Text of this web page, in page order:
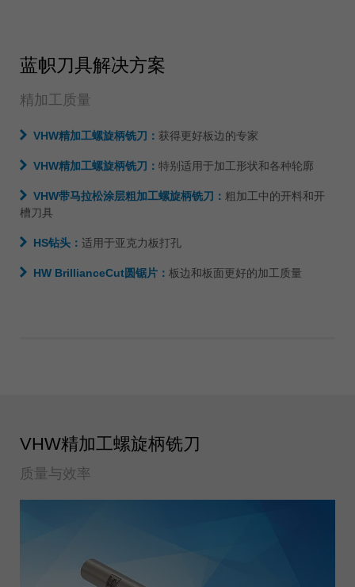
ไทย
蓝帜刀具解决方案
精加工质量
VHW精加工螺旋柄铣刀： 获得更好板边的专家
VHW精加工螺旋柄铣刀： 特别适用于加工形状和各种轮廓
VHW带马拉松涂层粗加工螺旋柄铣刀： 粗加工中的开料和开
槽刀具
HS钻头： 适用于亚克力板打孔
HW BrillianceCut圆锯片： 板边和板面更好的加工质量
VHW精加工螺旋柄铣刀
质量与效率